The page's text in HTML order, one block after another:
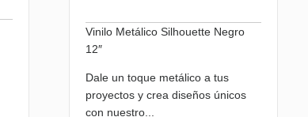
Vinilo Metálico Silhouette Negro
12″
Dale un toque metálico a tus
proyectos y crea diseños únicos
con nuestro...